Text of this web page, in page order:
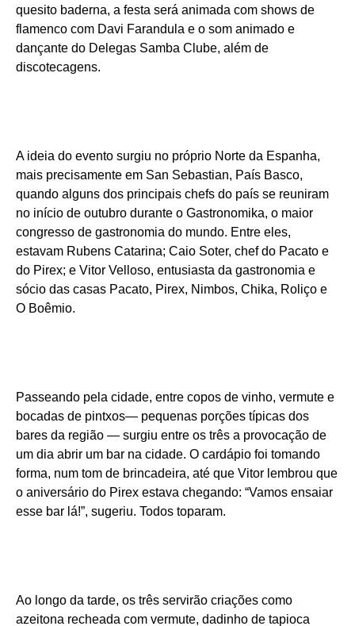
quesito baderna, a festa será animada com shows de
flamenco com Davi Farandula e o som animado e
dançante do Delegas Samba Clube, além de
discotecagens.
A ideia do evento surgiu no próprio Norte da Espanha,
mais precisamente em San Sebastian, País Basco,
quando alguns dos principais chefs do país se reuniram
no início de outubro durante o Gastronomika, o maior
congresso de gastronomia do mundo. Entre eles,
estavam Rubens Catarina; Caio Soter, chef do Pacato e
do Pirex; e Vitor Velloso, entusiasta da gastronomia e
sócio das casas Pacato, Pirex, Nimbos, Chika, Roliço e
O Boêmio.
Passeando pela cidade, entre copos de vinho, vermute e
bocadas de pintxos— pequenas porções típicas dos
bares da região — surgiu entre os três a provocação de
um dia abrir um bar na cidade. O cardápio foi tomando
forma, num tom de brincadeira, até que Vitor lembrou que
o aniversário do Pirex estava chegando: “Vamos ensaiar
esse bar lá!”, sugeriu. Todos toparam.
Ao longo da tarde, os três servirão criações como
azeitona recheada com vermute, dadinho de tapioca